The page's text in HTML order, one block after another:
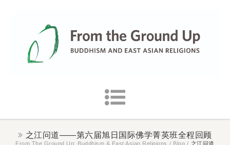
之江问道——第六届旭日国际佛学菁英班全程回顾
From The Ground Up: Buddhism & East Asian Religions / Blog / 之江问道